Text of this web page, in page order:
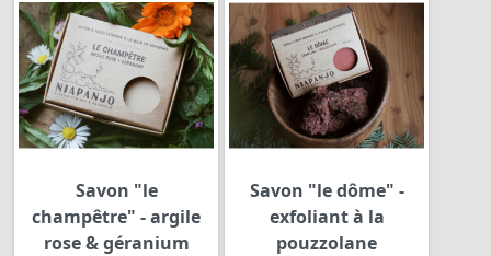
Savon "le
champêtre" - argile
rose & géranium
Savon "le dôme" -
exfoliant à la
pouzzolane